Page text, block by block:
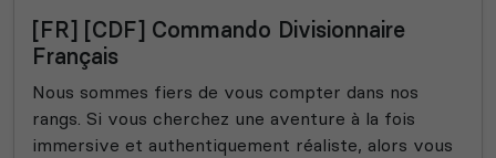
[FR] [CDF] Commando Divisionnaire
Français
Nous sommes fiers de vous compter dans nos
rangs. Si vous cherchez une aventure à la fois
immersive et authentiquement réaliste, alors vous